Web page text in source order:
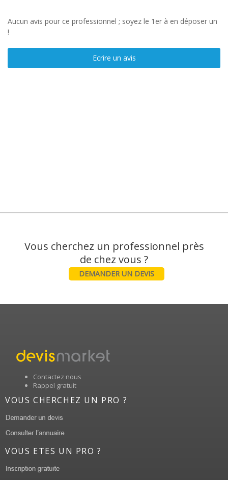
Aucun avis pour ce professionnel ; soyez le 1er à en déposer un
!
Ecrire un avis
Vous cherchez un professionnel près
DEMANDER UN DEVIS
Contactez nous
Rappel gratuit
VOUS CHERCHEZ UN PRO ?
VOUS ETES UN PRO ?